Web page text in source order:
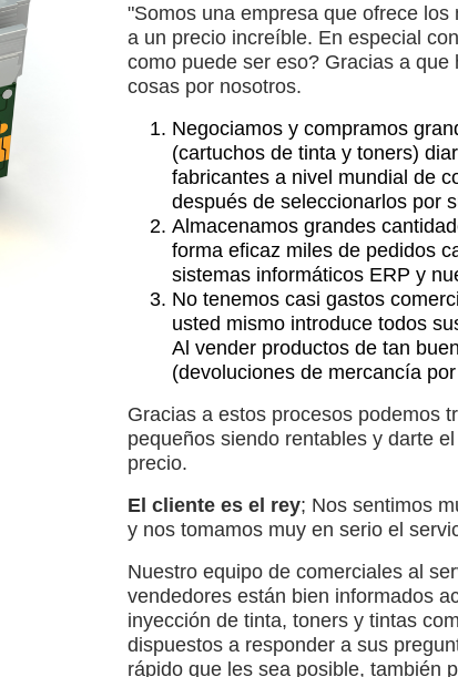
"Somos una empresa que ofrece
a un precio increíble. En especial
como puede ser eso? Gracias a
cosas por nosotros.
Negociamos y compramos
(cartuchos de tinta y toners)
fabricantes a nivel mundial de
después de seleccionarlos por
Almacenamos grandes
forma eficaz miles de pedidos
sistemas informáticos ERP y
No tenemos casi gastos
usted mismo introduce todos
Al vender productos de tan
(devoluciones de mercancía
Gracias a estos procesos podemos
pequeños siendo rentables y darte
precio.
El cliente es el rey; Nos sentimos
y nos tomamos muy en serio el
Nuestro equipo de comerciales al
vendedores están bien informados
inyección de tinta, toners y tintas
dispuestos a responder a sus
rápido que les sea posible, también